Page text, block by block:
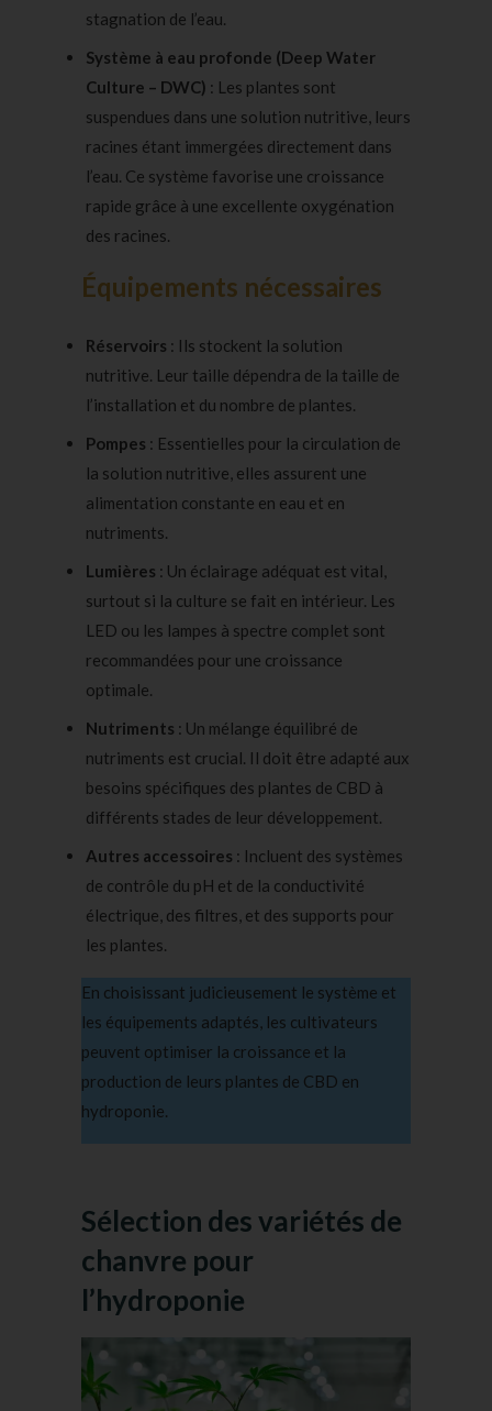
stagnation de l’eau.
Système à eau profonde (Deep Water
Culture – DWC) : Les plantes sont
suspendues dans une solution nutritive, leurs
racines étant immergées directement dans
l’eau. Ce système favorise une croissance
rapide grâce à une excellente oxygénation
des racines.
Équipements nécessaires
Réservoirs : Ils stockent la solution
nutritive. Leur taille dépendra de la taille de
l’installation et du nombre de plantes.
Pompes : Essentielles pour la circulation de
la solution nutritive, elles assurent une
alimentation constante en eau et en
nutriments.
Lumières : Un éclairage adéquat est vital,
surtout si la culture se fait en intérieur. Les
LED ou les lampes à spectre complet sont
recommandées pour une croissance
optimale.
Nutriments : Un mélange équilibré de
nutriments est crucial. Il doit être adapté aux
besoins spécifiques des plantes de CBD à
différents stades de leur développement.
Autres accessoires : Incluent des systèmes
de contrôle du pH et de la conductivité
électrique, des filtres, et des supports pour
les plantes.
En choisissant judicieusement le système et
les équipements adaptés, les cultivateurs
peuvent optimiser la croissance et la
production de leurs plantes de CBD en
hydroponie.
Sélection des variétés de
chanvre pour
l’hydroponie